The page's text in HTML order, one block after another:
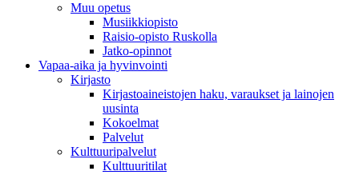
Muu opetus
Musiikkiopisto
Raisio-opisto Ruskolla
Jatko-opinnot
Vapaa-aika ja hyvinvointi
Kirjasto
Kirjastoaineistojen haku, varaukset ja lainojen
uusinta
Kokoelmat
Palvelut
Kulttuuripalvelut
Kulttuuritilat